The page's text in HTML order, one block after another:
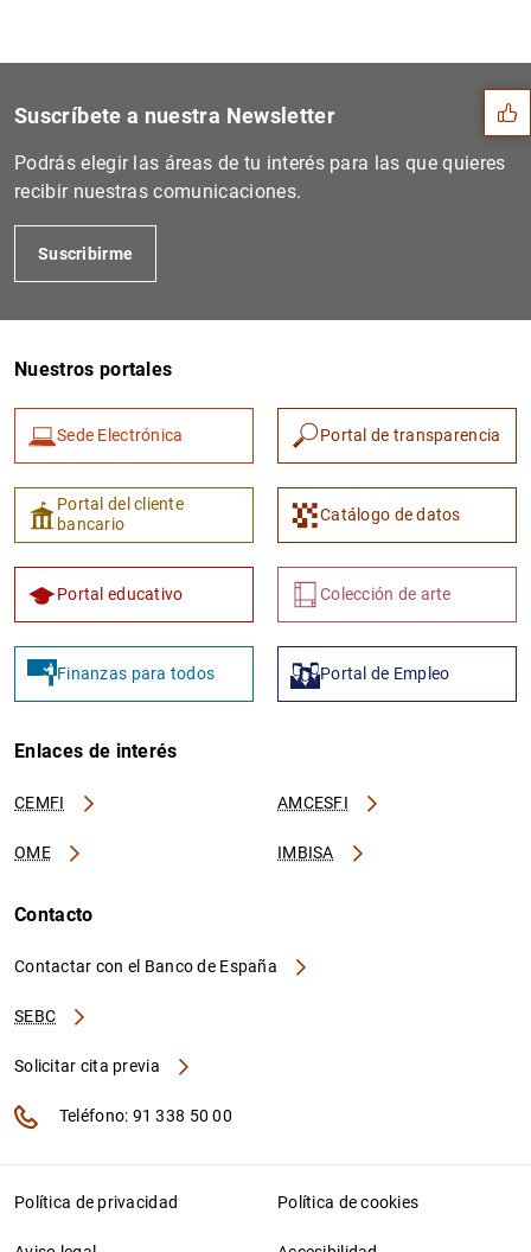
Sugerencias
1 2
Suscríbete a nuestra Newsletter
Podrás elegir las áreas de tu interés para las que quieres
recibir nuestras comunicaciones.
Suscribirme
Nuestros portales
Sede Electrónica Portal de transparencia
Portal del cliente
bancario
Catálogo de datos
Portal educativo Colección de arte
Finanzas para todos Portal de Empleo
Enlaces de interés
CEMFI AMCESFI
OME IMBISA
Contacto
Contactar con el Banco de España
SEBC
Solicitar cita previa
Teléfono: 91 338 50 00
Política de privacidad Política de cookies